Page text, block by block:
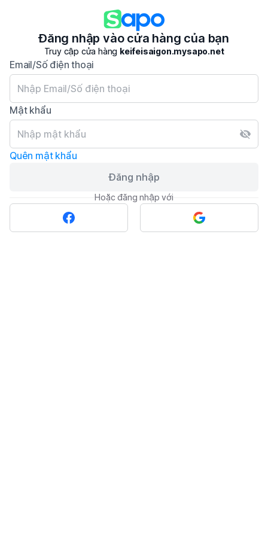
Đăng nhập vào cửa hàng của bạn
Truy cập cửa hàng keifeisaigon.mysapo.net
Email/Số điện thoại
Mật khẩu
Quên mật khẩu
Đăng nhập
Hoặc đăng nhập với